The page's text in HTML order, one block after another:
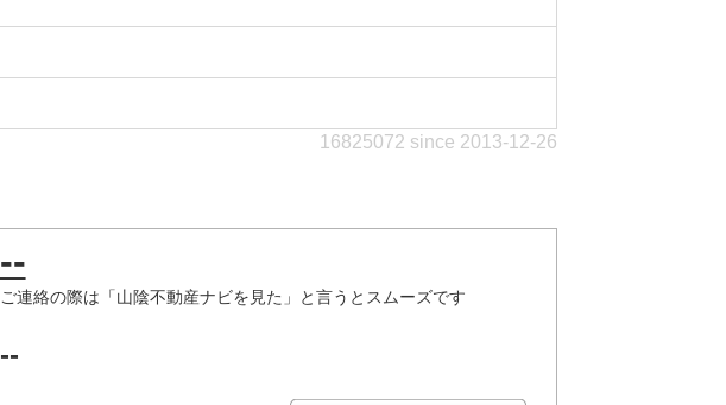
16825072 since 2013-12-26
--
ご連絡の際は「山陰不動産ナビを見た」と言うとスムーズです
--